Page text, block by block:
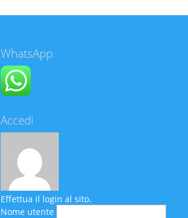
WhatsApp
Accedi
Effettua il login al sito.
Nome utente